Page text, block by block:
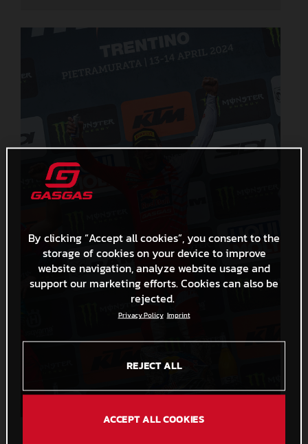
By clicking “Accept all cookies”, you consent to the
storage of cookies on your device to improve
website navigation, analyze website usage and
support our marketing efforts. Cookies can also be
rejected.
Privacy Policy Imprint
REJECT ALL
ACCEPT ALL COOKIES